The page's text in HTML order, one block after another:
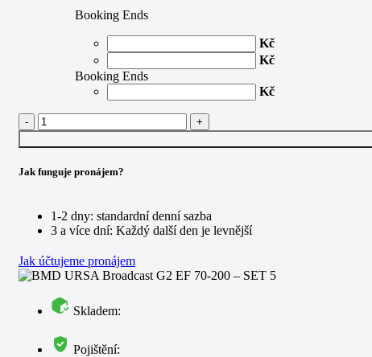
Booking Ends
Kč
Kč
Booking Ends
Kč
UTP CAT5E kabel množství
Jak funguje pronájem?
1-2 dny: standardní denní sazba
3 a více dní: Každý další den je levnější
Jak účtujeme pronájem
Skladem:
Pojištění: